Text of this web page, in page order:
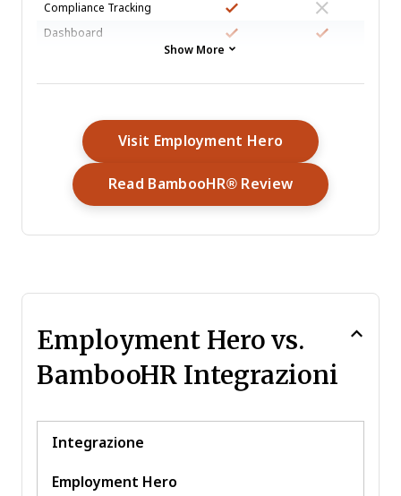
Compliance Tracking
Dashboard
Data Import
Employee Database
Employee Engagement
Employee Incentive
Management
External Integrations
Multi-User
Notifications
Scheduling
Timesheets
Show More
Visit Employment Hero Opens New
Read BambooHR® ReviewOpens New
Employment Hero vs.
BambooHR Integrazioni
Integrazione
Employment Hero